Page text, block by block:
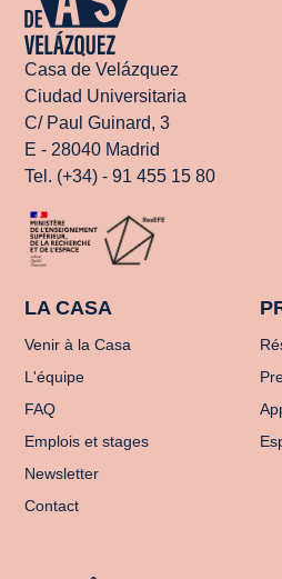
Casa de Velázquez
Ciudad Universitaria
C/ Paul Guinard, 3
E - 28040 Madrid
Tel. (+34) - 91 455 15 80
LA CASA
Venir à la Casa
L'équipe
FAQ
Emplois et stages
Newsletter
Contact